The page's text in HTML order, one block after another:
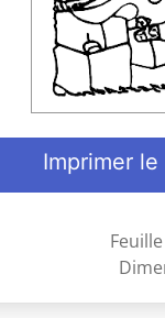
Imprimer